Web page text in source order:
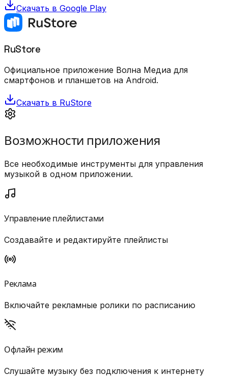
Скачать в Google Play
RuStore
Официальное приложение Волна Медиа для
смартфонов и планшетов на Android.
Скачать в RuStore
Возможности приложения
Все необходимые инструменты для управления
музыкой в одном приложении.
Управление плейлистами
Создавайте и редактируйте плейлисты
Реклама
Включайте рекламные ролики по расписанию
Офлайн режим
Слушайте музыку без подключения к интернету